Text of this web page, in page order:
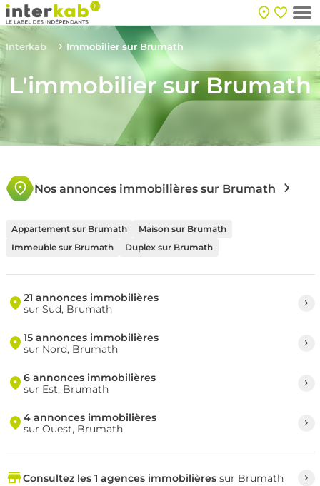
Interkab Immobilier sur Brumath
L'immobilier sur Brumath
Nos annonces immobilières sur Brumath
Appartement sur Brumath
Maison sur Brumath
Immeuble sur Brumath
Duplex sur Brumath
21 annonces immobilières
sur Sud, Brumath
15 annonces immobilières
sur Nord, Brumath
6 annonces immobilières
sur Est, Brumath
4 annonces immobilières
sur Ouest, Brumath
Consultez les 1 agences immobilièressur Brumath